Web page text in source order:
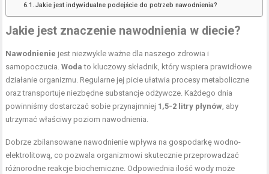
Jakie jest indywidualne podejście do potrzeb nawodnienia?
Jakie jest znaczenie nawodnienia w diecie?
Nawodnienie jest niezwykle ważne dla naszego zdrowia i
samopoczucia.Woda to kluczowy składnik, który wspiera prawidłowe
działanie organizmu. Regularne jej picie ułatwia procesy metaboliczne
oraz transportuje niezbędne substancje odżywcze. Każdego dnia
powinniśmy dostarczać sobie przynajmniej 1,5-2 litry płynów , aby
utrzymać właściwy poziom nawodnienia.
Dobrze zbilansowane nawodnienie wpływa na gospodarkę wodno-
elektrolitową, co pozwala organizmowi skutecznie przeprowadzać
różnorodne reakcje biochemiczne. Odpowiednia ilość wody może